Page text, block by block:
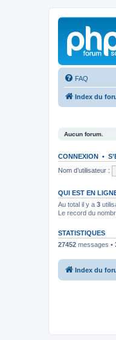
FAQ
Index du
Aucun forum.
CONNEXION •
Nom d’utilisateur :
QUI EST EN
Au total il y a 3
Le record du
STATISTIQUES
27452 messages •
Index du